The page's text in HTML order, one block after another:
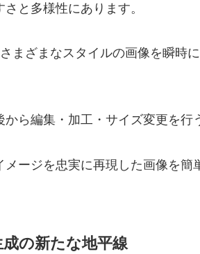
と多様性にあります。
まざまなスタイルの画像を瞬時
ら編集・加工・サイズ変更を行
ージを忠実に再現した画像を簡
の新たな地平線